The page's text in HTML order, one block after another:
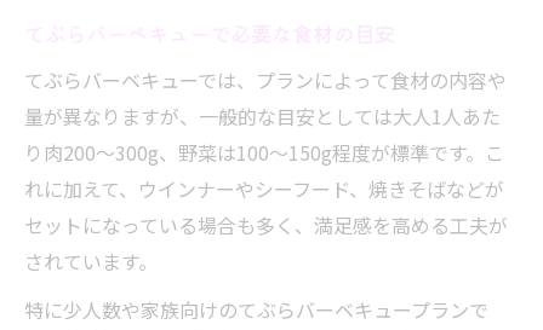
てぶらバーベキューでは、プランによって食材の内容や
量が異なりますが、一般的な目安としては大人1人あた
り肉200〜300g、野菜は100〜150g程度が標準です。こ
れに加えて、ウインナーやシーフード、焼きそばなどが
セットになっている場合も多く、満足感を高める工夫が
されています。
特に少人数や家族向けのてぶらバーベキュープランで